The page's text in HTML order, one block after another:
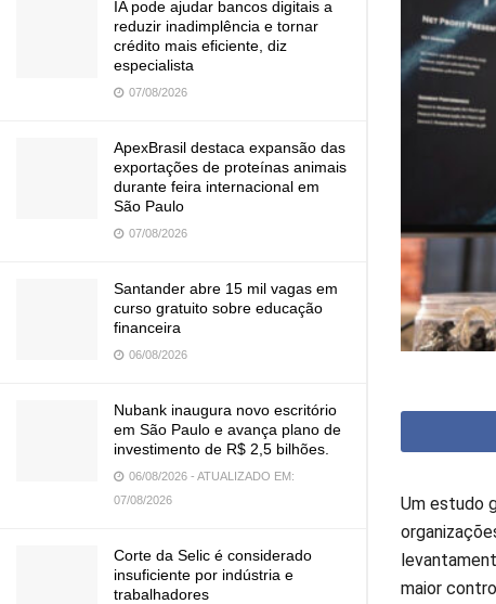
IA pode ajudar bancos digitais a
reduzir inadimplência e tornar
crédito mais eficiente, diz
especialista
07/08/2026
ApexBrasil destaca expansão das
exportações de proteínas animais
durante feira internacional em
São Paulo
07/08/2026
Santander abre 15 mil vagas em
curso gratuito sobre educação
financeira
06/08/2026
Nubank inaugura novo escritório
em São Paulo e avança plano de
investimento de R$ 2,5 bilhões.
06/08/2026 - ATUALIZADO EM:
07/08/2026
Corte da Selic é considerado
insuficiente por indústria e
trabalhadores
Um estudo
maior